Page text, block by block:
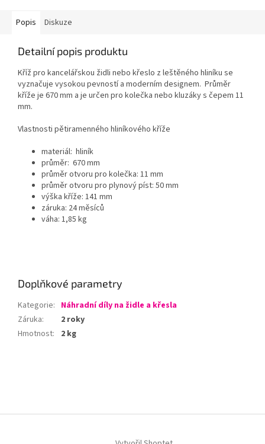
Popis Diskuze
Detailní popis produktu
Kříž pro kancelářskou židli nebo křeslo z leštěného hliníku se
vyznačuje vysokou pevností a moderním designem. Průměr
kříže je 670 mm a je určen pro kolečka nebo kluzáky s čepem 11
mm.
Vlastnosti pětiramenného hliníkového kříže
materiál: hliník
průměr: 670 mm
průměr otvoru pro kolečka: 11 mm
průměr otvoru pro plynový píst: 50 mm
výška kříže: 141 mm
záruka: 24 měsíců
váha: 1,85 kg
Doplňkové parametry
Kategorie: Náhradní díly na židle a křesla
Záruka:
2 roky
Hmotnost: 2 kg